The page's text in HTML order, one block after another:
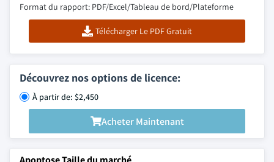
Format du rapport: PDF/Excel/Tableau de bord/Plateforme
Télécharger Le PDF Gratuit
Découvrez nos options de licence:
À partir de: $2,450
Acheter Maintenant